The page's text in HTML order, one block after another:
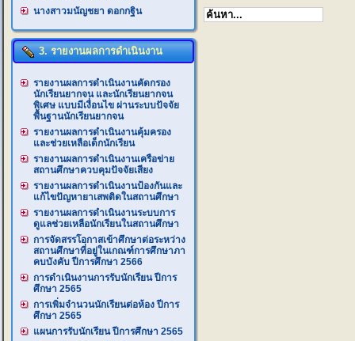
นางสาวมนัญชยา ดอกกฐิน
3. รายงานผลการดำเนินงาน
รายงานผลการดำเนินงานคัดกรอง
นักเรียนยากจน และนักเรียนยากจน
พิเศษ แบบมีเงื่อนไข ผ่านระบบปัจจัย
พื้นฐานนักเรียนยากจน
รายงานผลการดำเนินงานคุ้มครอง
และช่วยเหลือเด็กนักเรียน
รายงานผลการดำเนินงานเครือข่าย
สถานศึกษาควบคุมปัจจัยเสียง
รายงานผลการดำเนินงานป้องกันและ
แก้ไขปัญหายาเสพติดในสถานศึกษา
รายงานผลการดำเนินงานระบบการ
ดูแลช่วยเหลือนักเรียนในสถานศึกษา
การจัดสรรโอกาสเข้าศึกษาต่อระหว่าง
สถานศึกษาที่อยู่ในเกณฑ์การศึกษาภา
คบบังคับ ปีการศึกษา 2566
การดำเนินงานการรับนักเรียน ปีการ
ศึกษา 2565
การเพิ่มจำนวนนักเรียนต่อห้อง ปีการ
ศึกษา 2565
แผนการรับนักเรียน ปีการศึกษา 2565